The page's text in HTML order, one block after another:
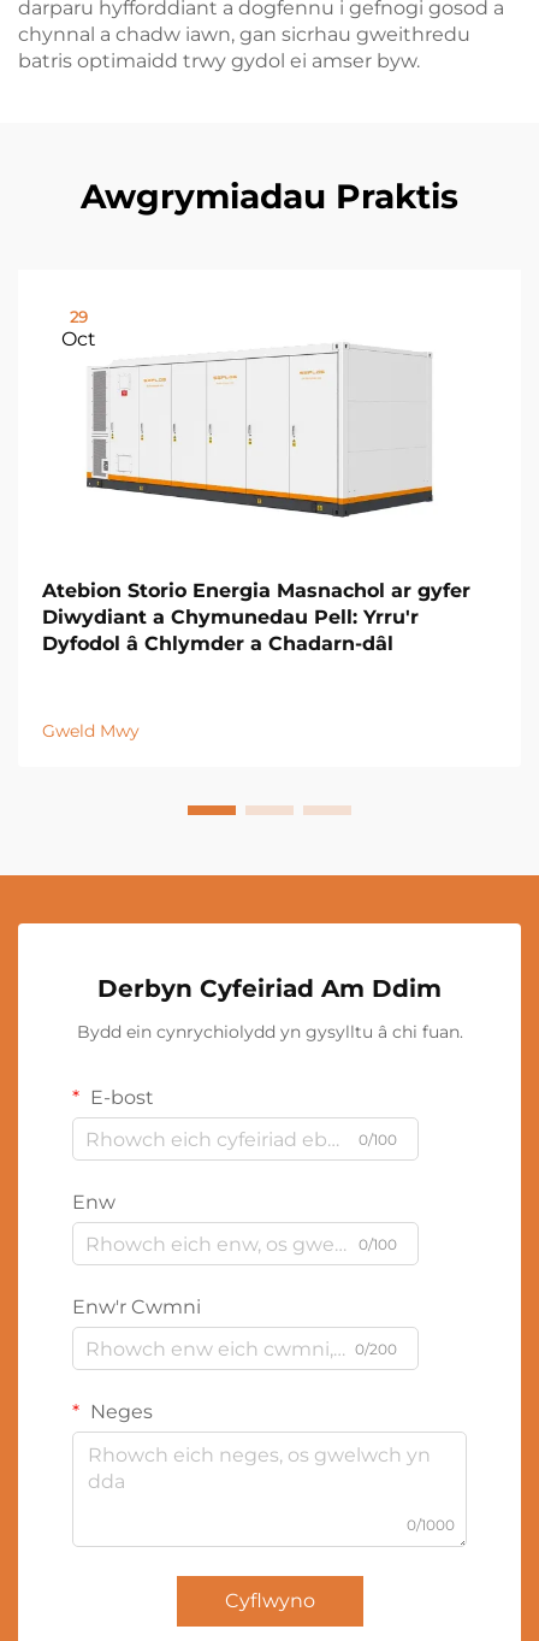
darparu hyfforddiant a dogfennu i gefnogi gosod a
chynnal a chadw iawn, gan sicrhau gweithredu
batris optimaidd trwy gydol ei amser byw.
Awgrymiadau Praktis
29
Oct
Atebion Storio Energia Masnachol ar gyfer
Diwydiant a Chymunedau Pell: Yrru'r
Dyfodol â Chlymder a Chadarn-dâl
Gweld Mwy
Derbyn Cyfeiriad Am Ddim
Bydd ein cynrychiolydd yn gysylltu â chi fuan.
E-bost
0/100
Enw
0/100
Enw'r Cwmni
0/200
Neges
0/1000
Cyflwyno